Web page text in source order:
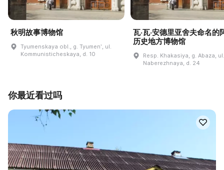
秋明故事博物馆
Tyumenskaya obl., g. Tyumenʹ, ul.
Kommunisticheskaya, d. 10
瓦·瓦·安德里亚舍夫命名的
历史地方博物馆
Resp. Khakasiya, g. Abaza, ul.
Naberezhnaya, d. 24
你最近看过吗